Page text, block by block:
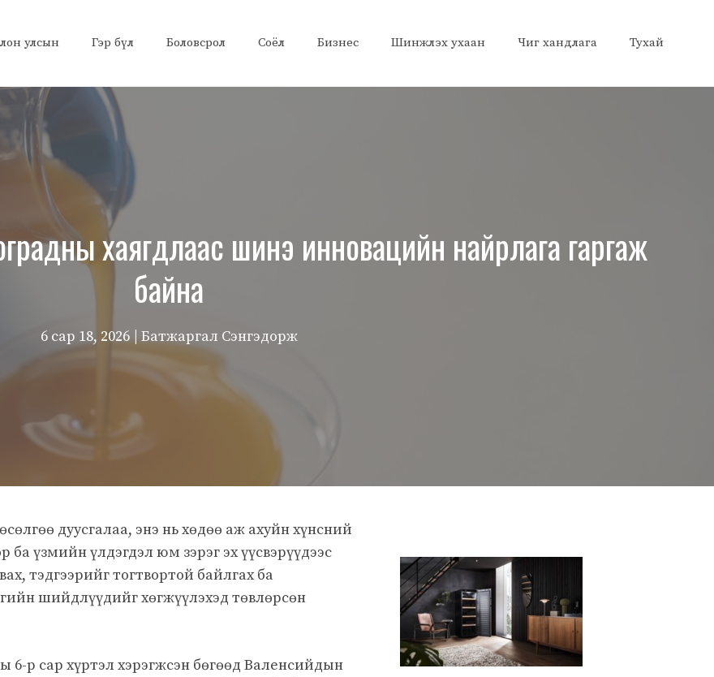
улсын Гэр бүл Боловсрол Соёл Бизнес Шинжлэх ухаан Чиг хандлага Тухай
хаягдлаас шинэ инновацийн найрлага гаргаж
байна
6 сар 18, 2026 | Батжаргал Сэнгэдорж
дуусгалаа, энэ нь хөдөө аж ахуйн хүнсний
үзмийн үлдэгдэл юм зэрэг эх үүсвэрүүдээс
тэдгээрийг тогтвортой байлгах ба
шийдлүүдийг хөгжүүлэхэд төвлөрсөн
6-р сар хүртэл хэрэгжсэн бөгөөд Валeнсийдын